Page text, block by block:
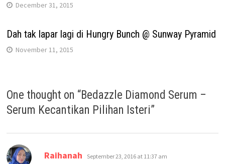
December 31, 2015
Dah tak lapar lagi di Hungry Bunch @ Sunway Pyramid
November 11, 2015
One thought on “Bedazzle Diamond Serum –
Serum Kecantikan Pilihan Isteri”
Raihanah says:
September 23, 2016 at 11:37 am